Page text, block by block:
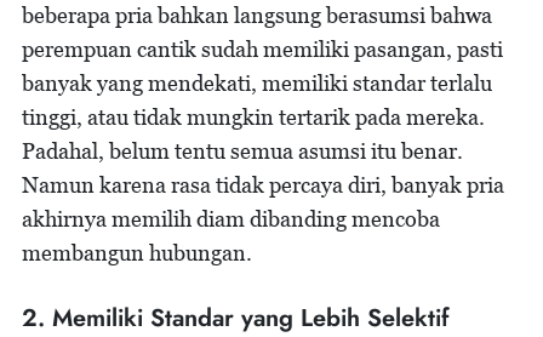
beberapa pria bahkan langsung berasumsi bahwa
perempuan cantik sudah memiliki pasangan, pasti
banyak yang mendekati, memiliki standar terlalu
tinggi, atau tidak mungkin tertarik pada mereka.
Padahal, belum tentu semua asumsi itu benar.
Namun karena rasa tidak percaya diri, banyak pria
akhirnya memilih diam dibanding mencoba
membangun hubungan.
2. Memiliki Standar yang Lebih Selektif